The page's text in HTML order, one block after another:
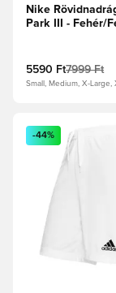
Nike
Park III - Fehér/
5590 Ft7999 Ft
Small, Medium, X-Large,
Megnyit egy
-44%